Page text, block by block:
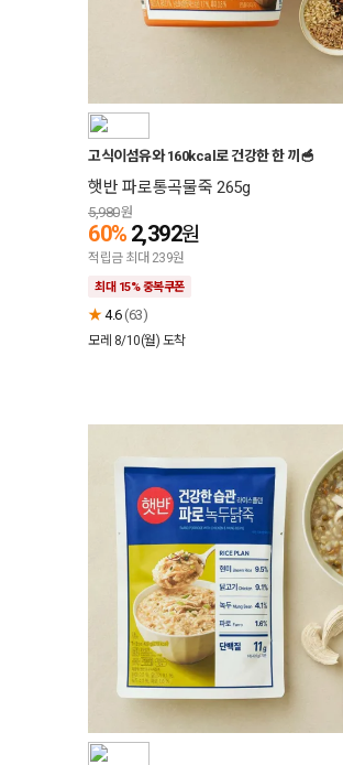
고식이섬유와 160kcal로 건강한 한 끼🥣
햇반 파로통곡물죽 265g
5,980원
60% 2,392원
적립금 최대 239원
최대 15% 중복쿠폰
★4.6(63)
모레 8/10(월) 도착